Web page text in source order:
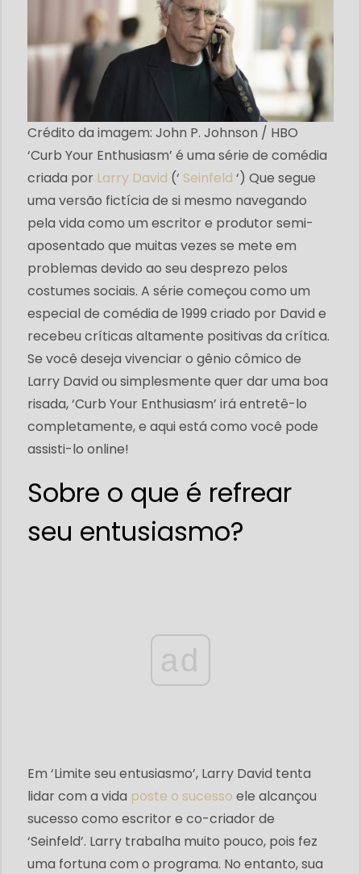
Crédito da imagem: John P. Johnson / HBO
‘Curb Your Enthusiasm’ é uma série de comédia
criada por Larry David (‘ Seinfeld ‘) Que segue
uma versão fictícia de si mesmo navegando
pela vida como um escritor e produtor semi-
aposentado que muitas vezes se mete em
problemas devido ao seu desprezo pelos
costumes sociais. A série começou como um
especial de comédia de 1999 criado por David e
recebeu críticas altamente positivas da crítica.
Se você deseja vivenciar o gênio cômico de
Larry David ou simplesmente quer dar uma boa
risada, ‘Curb Your Enthusiasm’ irá entretê-lo
completamente, e aqui está como você pode
assisti-lo online!
Sobre o que é refrear
seu entusiasmo?
ad
Em ‘Limite seu entusiasmo’, Larry David tenta
lidar com a vida poste o sucesso ele alcançou
sucesso como escritor e co-criador de
‘Seinfeld’. Larry trabalha muito pouco, pois fez
uma fortuna com o programa. No entanto, sua